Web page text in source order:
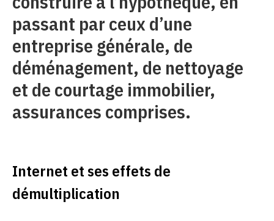
passant par ceux d’une
entreprise générale, de
déménagement, de nettoyage
et de courtage immobilier,
assurances comprises.
Internet et ses effets de
démultiplication